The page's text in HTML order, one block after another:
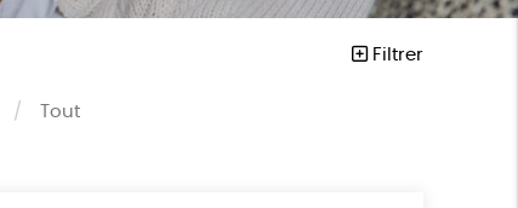
Filtrer
Tout